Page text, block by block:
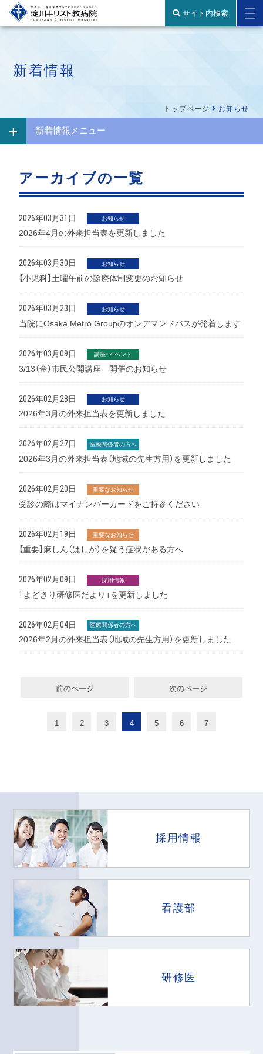
サイト内検索
新着情報
トップページ お知らせ
新着情報メニュー
アーカイブの一覧
2026年03月31日 お知らせ
2026年4月の外来担当表を更新しました
2026年03月30日 お知らせ
【小児科】土曜午前の診療体制変更のお知らせ
2026年03月23日 お知らせ
当院にOsaka Metro Groupのオンデマンドバスが発着します
2026年03月09日 講座・イベント
3/13（金）市民公開講座 開催のお知らせ
2026年02月28日 お知らせ
2026年3月の外来担当表を更新しました
2026年02月27日 医療関係者の方へ
2026年3月の外来担当表（地域の先生方用）を更新しました
2026年02月20日 重要なお知らせ
受診の際はマイナンバーカードをご持参ください
2026年02月19日 重要なお知らせ
【重要】麻しん（はしか）を疑う症状がある方へ
2026年02月09日 採用情報
「よどきり研修医だより」を更新しました
2026年02月04日 医療関係者の方へ
2026年2月の外来担当表（地域の先生方用）を更新しました
前のページ 次のページ
1 2 3 4 5 6 7
採用情報
看護部
研修医